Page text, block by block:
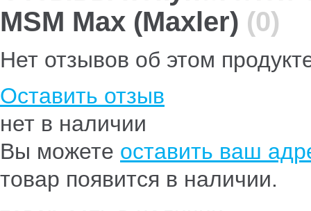
MSM Max (Maxler) (0)
Нет отзывов об этом
Оставить отзыв
нет в наличии
Вы можете оставить ваш
товар появится в наличии.